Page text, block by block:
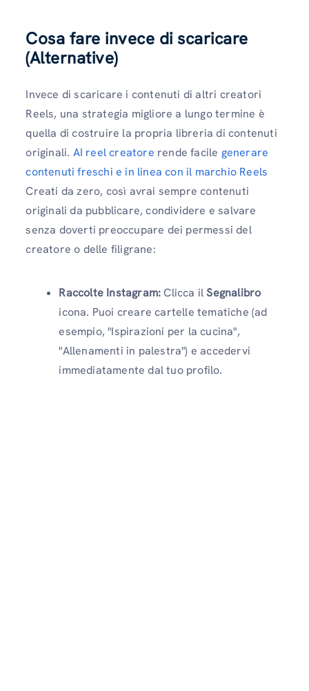
Cosa fare invece di scaricare
(Alternative)
Invece di scaricare i contenuti di altri creatori
Reels, una strategia migliore a lungo termine è
quella di costruire la propria libreria di contenuti
originali. AI reel creatore rende facile generare
contenuti freschi e in linea con il marchio Reels
Creati da zero, così avrai sempre contenuti
originali da pubblicare, condividere e salvare
senza doverti preoccupare dei permessi del
creatore o delle filigrane:
Raccolte Instagram:Clicca ilSegnalibro
icona. Puoi creare cartelle tematiche (ad
esempio, "Ispirazioni per la cucina",
"Allenamenti in palestra") e accedervi
immediatamente dal tuo profilo.